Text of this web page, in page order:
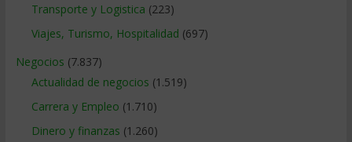
Transporte y Logistica (223)
Viajes, Turismo, Hospitalidad (697)
Negocios (7.837)
Actualidad de negocios (1.519)
Carrera y Empleo (1.710)
Dinero y finanzas (1.260)